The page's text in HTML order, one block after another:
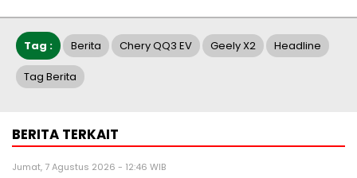
Tag : Berita Chery QQ3 EV Geely X2 Headline
Tag Berita
BERITA TERKAIT
Jumat, 7 Agustus 2026 - 12:46 WIB